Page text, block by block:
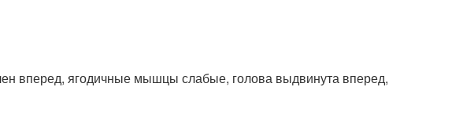
вперед, ягодичные мышцы слабые, голова выдвинута вперед,